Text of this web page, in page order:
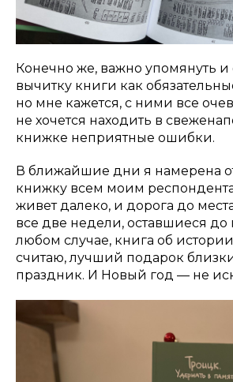
Конечно же, важно упомянуть и
вычитку книги как
но мне кажется, с ними все
не хочется находить в
книжке неприятные ошибки.
В ближайшие дни я намерена
книжку всем моим
живет далеко, и дорога до
все две недели, оставшиеся до
любом случае, книга об
считаю, лучший подарок
праздник. И Новый год — не